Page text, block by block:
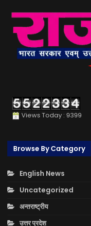
Views Today : 9399
Browse By Category
English News
Uncategorized
अन्तराष्ट्रीय
उत्तर प्रदेश